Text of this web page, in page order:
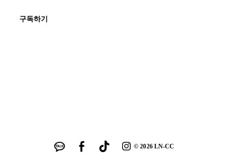
구독하기
©2026LN-CC